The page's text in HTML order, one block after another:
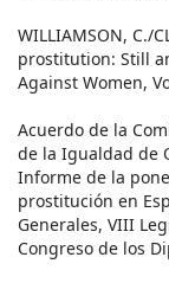
WILLIAMSON, C./
prostitution: Still
Against Women,
Acuerdo de la
de la Igualdad de
Informe de la
prostitución en
Generales, VIII
Congreso de los